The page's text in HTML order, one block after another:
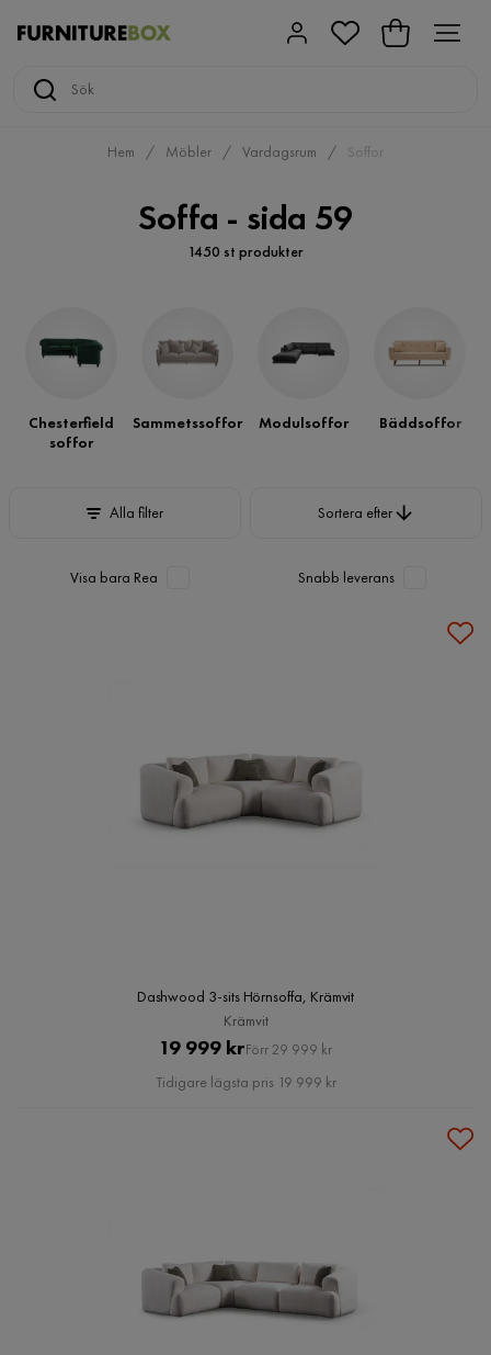
Hem Möbler Vardagsrum Soffor
Soffa - sida 59
1450 st produkter
Chesterfield
soffor
Sammetssoffor Modulsoffor Bäddsoffor
Alla filter Sortera efter
Visa bara Rea Snabb leverans
Dashwood 3-sits Hörnsoffa, Krämvit
Krämvit
Pris
19 999 krOriginal
Pris
Förr 29 999 kr
Tidigare lägsta pris 19 999 kr